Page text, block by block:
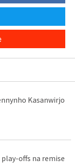
Kasanwirjo
offs na remise